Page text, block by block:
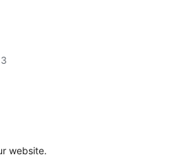
website.